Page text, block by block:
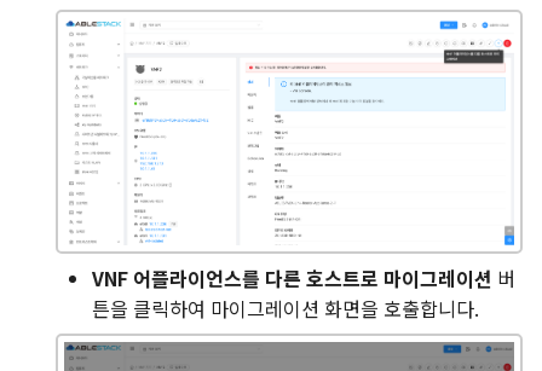
VNF 어플라이언스를 다른 호스트로 마이그레이션 버
튼을 클릭하여 마이그레이션 화면을 호출합니다.